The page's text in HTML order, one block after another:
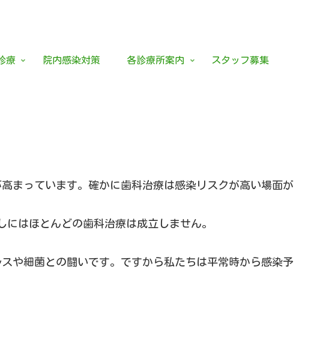
療 院内感染対策 各診療所案内 スタッフ募集
まっています。確かに歯科治療は感染リスクが高い場面が
はほとんどの歯科治療は成立しません。
や細菌との闘いです。ですから私たちは平常時から感染予